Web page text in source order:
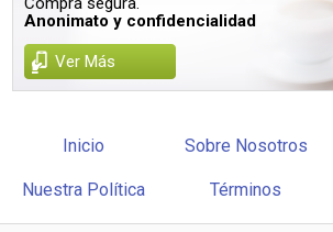
Anonimato y confidencialidad
Ver Más
Inicio Sobre Nosotros
Nuestra Política Términos